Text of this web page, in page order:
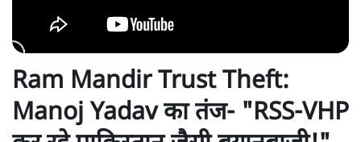
Ram Mandir Trust Theft:
Manoj Yadav का तंज- "RSS-VHP